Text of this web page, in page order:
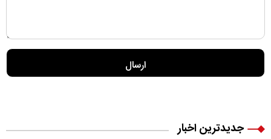
جدیدترین اخبار